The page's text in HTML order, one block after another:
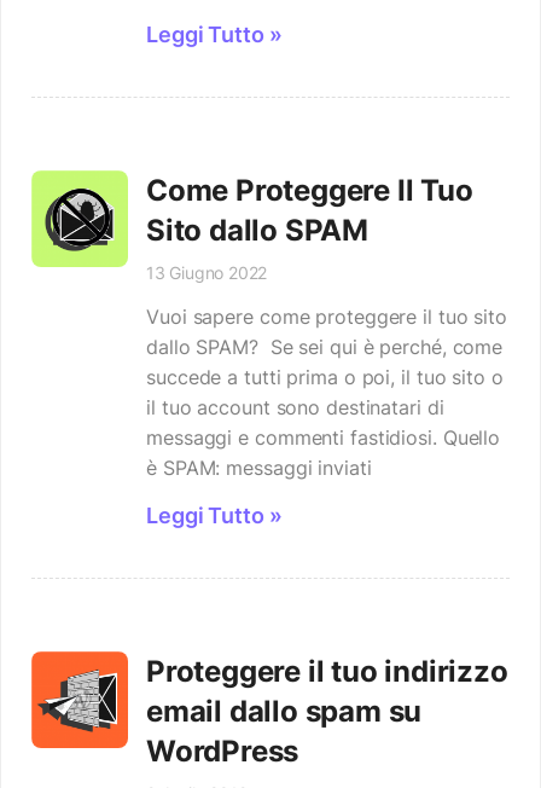
Leggi Tutto »
Come Proteggere Il Tuo
Sito dallo SPAM
13 Giugno 2022
Vuoi sapere come proteggere il tuo sito
dallo SPAM? Se sei qui è perché, come
succede a tutti prima o poi, il tuo sito o
il tuo account sono destinatari di
messaggi e commenti fastidiosi. Quello
è SPAM: messaggi inviati
Leggi Tutto »
Proteggere il tuo indirizzo
email dallo spam su
WordPress